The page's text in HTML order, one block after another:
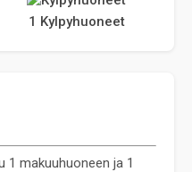
1 Kylpyhuoneet
1 makuuhuoneen ja 1